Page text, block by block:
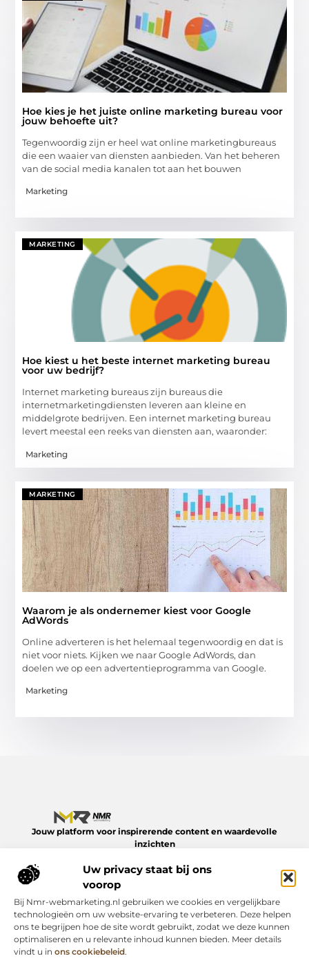
Uw privacy staat bij ons
voorop
Bij Nmr-webmarketing.nl gebruiken we cookies en vergelijkbare
technologieën om uw website-ervaring te verbeteren. Deze helpen
ons te begrijpen hoe de site wordt gebruikt, zodat we deze kunnen
optimaliseren en u relevante inhoud kunnen bieden. Meer details
vindt u in ons cookiebeleid.
Hoe kies je het juiste online marketing bureau voor
jouw behoefte uit?
Tegenwoordig zijn er heel wat online marketingbureaus
die een waaier van diensten aanbieden. Van het beheren
van de social media kanalen tot aan het bouwen
Marketing
MARKETING
Hoe kiest u het beste internet marketing bureau
voor uw bedrijf?
Internet marketing bureaus zijn bureaus die
internetmarketingdiensten leveren aan kleine en
middelgrote bedrijven. Een internet marketing bureau
levert meestal een reeks van diensten aan, waaronder:
Marketing
MARKETING
Waarom je als ondernemer kiest voor Google
AdWords
Online adverteren is het helemaal tegenwoordig en dat is
niet voor niets. Kijken we naar Google AdWords, dan
doelen we op een advertentieprogramma van Google.
Marketing
Jouw platform voor inspirerende content en waardevolle
inzichten
dagelijks leven – van slimme tips tot verdiepende verhalen.
Alles op NMR-webmarketing.nl.
Onze informatie
Bericht categorie